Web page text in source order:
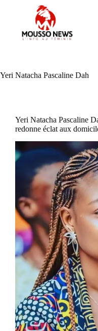
Yeri Natacha Pascaline Dah
Yeri Natacha Pascaline
redonne éclat aux